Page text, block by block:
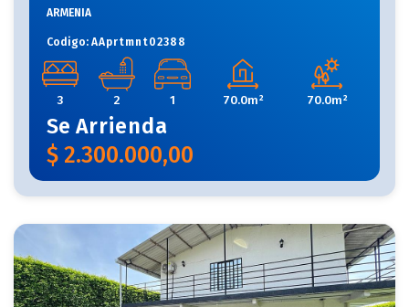
ARMENIA
Codigo: AAprtmnt02388
3 2 1 70.0m² 70.0m²
Se Arrienda
$ 2.300.000,00